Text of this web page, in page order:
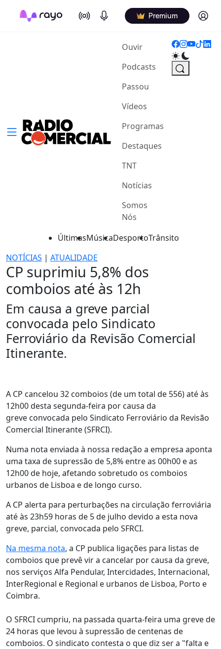
On Air Podcasts Premium Log in
Ouvir(current)
Podcasts
Passou
Vídeos
Programas
Destaques
TNT
Notícias
Somos
Nós
ÚltimasMúsicaDesportoTrânsito
NOTÍCIAS | ATUALIDADE
CP suprimiu 5,8% dos
comboios até às 12h
Em causa a greve parcial
convocada pelo Sindicato
Ferroviário da Revisão Comercial
Itinerante.
A CP cancelou 32 comboios (de um total de 556) até às
12h00 desta segunda-feira por causa da
greve convocada pelo Sindicato Ferroviário da Revisão
Comercial Itinerante (SFRCI).
Numa nota enviada à nossa redação a empresa aponta
uma taxa de supressão de 5,8% entre as 00h00 e as
12h00 de hoje, afetando sobretudo os comboios
urbanos de Lisboa e de longo curso.
A CP alerta para perturbações na circulação ferroviária
até às 23h59 horas de 5 de julho devido a esta nova
greve, parcial, convocada pelo SFRCI.
Na mesma nota, a CP publica ligações para listas de
comboios que prevê vir a cancelar por causa da greve,
nos serviços Alfa Pendular, Intercidades, Internacional,
InterRegional e Regional e urbanos de Lisboa, Porto e
Coimbra.
O SFRCI cumpriu, na passada quarta-feira uma greve de
24 horas que levou à supressão de centenas de
comboios. O sindicato contesta o que diz ser a "falta e